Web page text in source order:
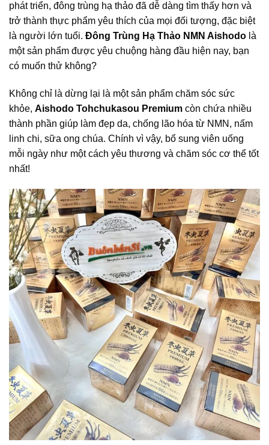
phát triển, đông trùng hạ thảo đã dễ dàng tìm thấy hơn và
trở thành thực phẩm yêu thích của mọi đối tượng, đặc biệt
là người lớn tuổi. Đông Trùng Hạ Thảo NMN Aishodo là
một sản phẩm được yêu chuộng hàng đầu hiện nay, bạn
có muốn thử không?
Không chỉ là dừng lại là một sản phẩm chăm sóc sức
khỏe, Aishodo Tohchukasou Premium còn chứa nhiều
thành phần giúp làm đẹp da, chống lão hóa từ NMN, nấm
linh chi, sữa ong chúa. Chính vì vậy, bổ sung viên uống
mỗi ngày như một cách yêu thương và chăm sóc cơ thể tốt
nhất!